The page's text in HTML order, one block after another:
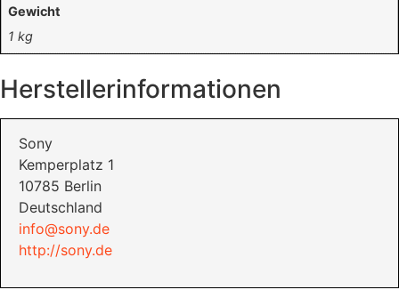
Gewicht
1 kg
Herstellerinformationen
Sony
Kemperplatz 1
10785 Berlin
Deutschland
info@sony.de
http://sony.de